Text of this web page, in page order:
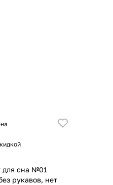
для сна №01
рукавов, нет